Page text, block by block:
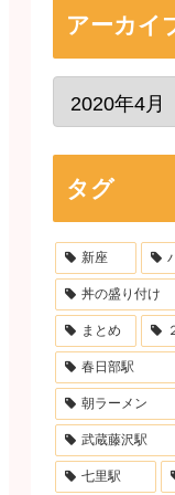
アーカイ
タグ
新座
丼の盛り付け
まとめ
春日部駅
朝ラーメン
武蔵藤沢駅
七里駅